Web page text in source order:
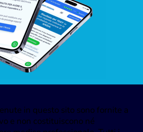
in questo sito sono fornite a
e non costituiscono né